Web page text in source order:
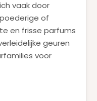
vaak door
of
en frisse parfums
geuren
voor